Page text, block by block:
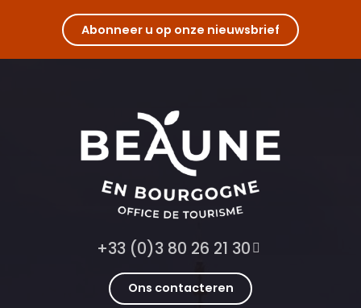
Abonneer u op onze nieuwsbrief
+33 (0)3 80 26 21 30
Ons contacteren